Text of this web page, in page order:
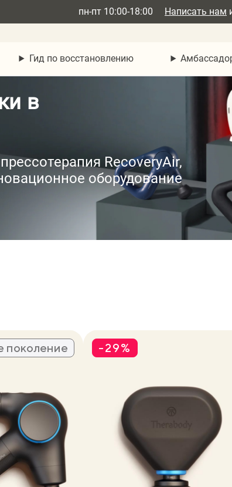
пн-пт 10:00-18:00 Написать нам
Гид по восстановлению
в
RecoveryAir,
оборудование
поколение -29%